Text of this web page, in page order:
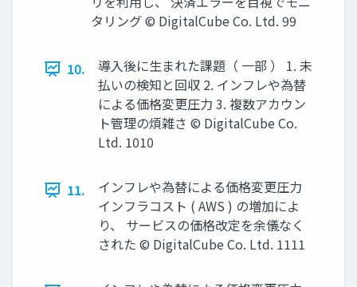
タリング © DigitalCube Co. Ltd. 99
10.
導⼊後に⽣まれた課題（ ⼀部 ） 1. 未
払いの検知と回収 2. インフレや為替
による価格変更圧⼒ 3. 複数アカウン
ト管理の煩雑さ © DigitalCube Co.
Ltd. 1010
11.
インフレや為替による価格変更圧⼒
インフラコスト ( AWS ) の増加によ
り、 サービスの価格改定を余儀なく
された © DigitalCube Co. Ltd. 1111